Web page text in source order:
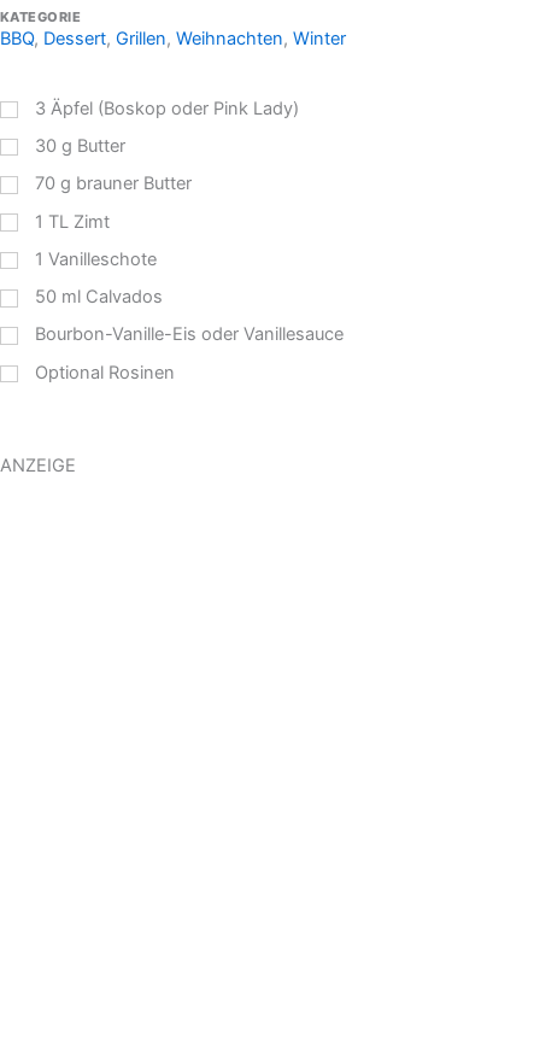
KATEGORIE
BBQ, Dessert, Grillen, Weihnachten, Winter
3 Äpfel (Boskop oder Pink Lady)
30 g Butter
70 g brauner Butter
1 TL Zimt
1 Vanilleschote
50 ml Calvados
Bourbon-Vanille-Eis oder Vanillesauce
Optional Rosinen
ANZEIGE